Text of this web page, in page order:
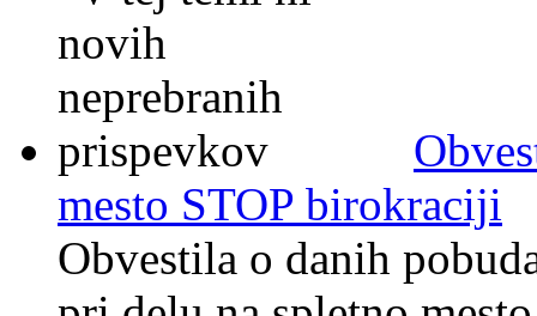
mesto STOP birokraciji
Obvestila o danih